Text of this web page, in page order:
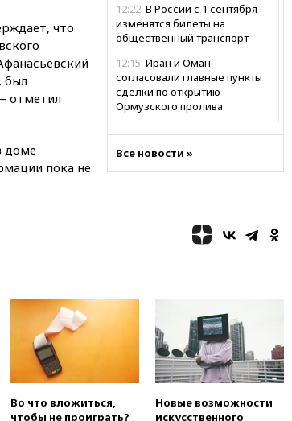
12:22 В России с 1 сентября
изменятся билеты на
общественный транспорт
12:15 Иран и Оман
согласовали главные пункты
сделки по открытию
Ормузского пролива
разведданными с Украиной
В Ярославской области
годовщину ядерной
бомбардировки
Оверчук заявил о
сокращении товарооборота
Все новости »
что
был
отметил
доме
пока не
Во что вложиться,
чтобы не проиграть?
Новые возможности
искусственного